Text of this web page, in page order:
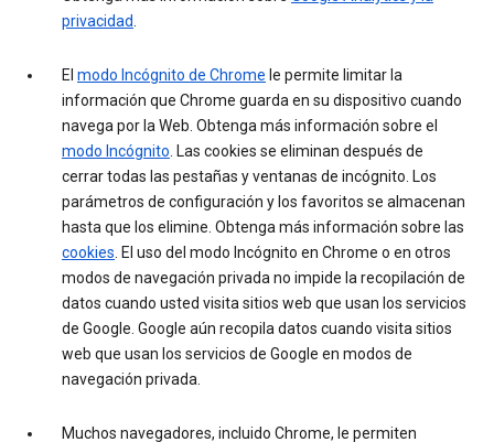
privacidad.
El modo Incógnito de Chrome le permite limitar la
información que Chrome guarda en su dispositivo cuando
navega por la Web. Obtenga más información sobre el
modo Incógnito. Las cookies se eliminan después de
cerrar todas las pestañas y ventanas de incógnito. Los
parámetros de configuración y los favoritos se almacenan
hasta que los elimine. Obtenga más información sobre las
cookies. El uso del modo Incógnito en Chrome o en otros
modos de navegación privada no impide la recopilación de
datos cuando usted visita sitios web que usan los servicios
de Google. Google aún recopila datos cuando visita sitios
web que usan los servicios de Google en modos de
navegación privada.
Muchos navegadores, incluido Chrome, le permiten